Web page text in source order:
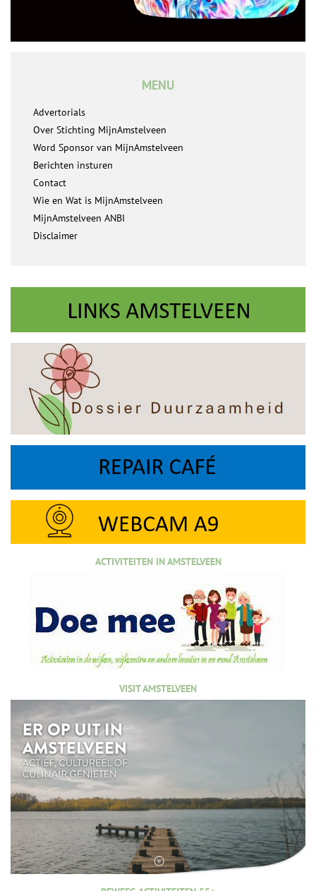
MENU
Advertorials
Over Stichting MijnAmstelveen
Word Sponsor van MijnAmstelveen
Berichten insturen
Contact
Wie en Wat is MijnAmstelveen
MijnAmstelveen ANBI
Disclaimer
ACTIVITEITEN IN AMSTELVEEN
VISIT AMSTELVEEN